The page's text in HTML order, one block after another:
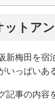
ットア
新梅田を宿
いっぱいあ
記事の内容